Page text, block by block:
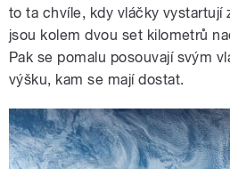
to ta chvíle, kdy vláčky vystartují
jsou kolem dvou set kilometrů
Pak se pomalu posouvají svým
výšku, kam se mají dostat.